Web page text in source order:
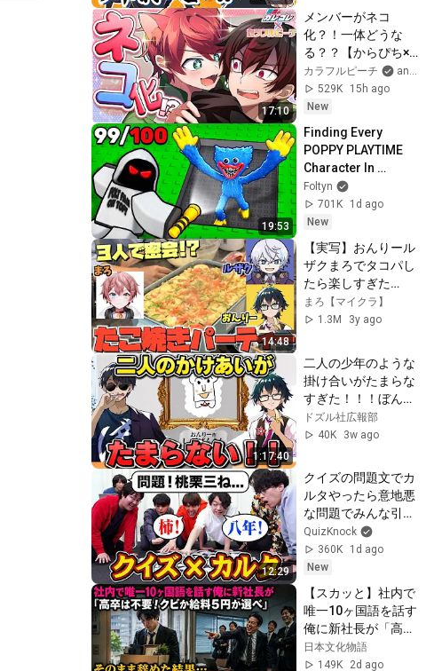
17:10
メンバーがネコ
化？！一体どうな
る？？【からぴち×
混血のカレコレ】
【前編】
カラフルピーチ
and 混血のカレコレ
529K
15h ago
New
19:53
Finding Every
POPPY PLAYTIME
Character In
Roblox..
Foltyn
701K
1d ago
New
14:48
【実写】おんりール
ザクまろでタコパし
たら楽しすぎた
www【おんりー・ル
ザク】
まろ【マイクラ】
1.3M
3y ago
1:17:40
二人の少年のような
掛け合いがたまらな
すぎた！！！ぼんさ
んと全ドズル社メン
バーのアキネイター
【切り抜き】
ドズル社広報部
40K
3w ago
12:29
クイズの問題文でカ
ルタやったら意地悪
な問題でみんな引っ
かかりすぎwww
QuizKnock
360K
1d ago
New
【スカッと】社内で
唯一10ヶ国語を話す
俺に新社長が「高卒
は不要！クビか給料
５円か選べ」と言っ
日本文化物語
149K
2d ago